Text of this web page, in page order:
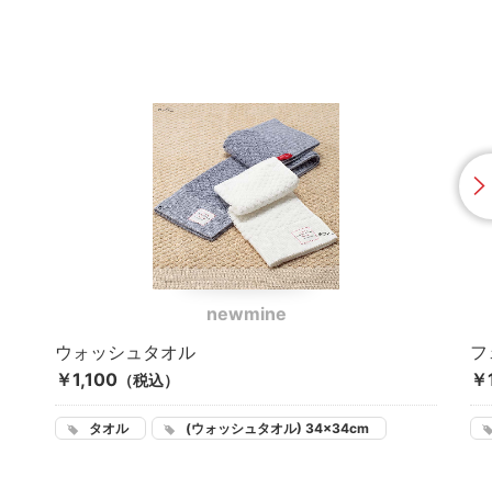
newmine
ウォッシュタオル
￥1,100 （税込）
タオル (ウォッシュタオル) 34×34cm